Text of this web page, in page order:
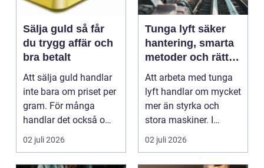
Sälja guld så får
du trygg affär och
bra betalt
Att sälja guld handlar
inte bara om priset per
gram. För många
handlar det också om
att skiljas från...
02 juli 2026
Tunga lyft säker
hantering, smarta
metoder och rätt
utrustning
Att arbeta med tunga
lyft handlar om mycket
mer än styrka och
stora maskiner. I
grunden handlar det ...
02 juli 2026